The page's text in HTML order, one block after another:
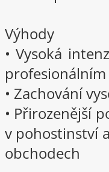
Výhody
• Vysoká
• Zachování
• Přirozenější
v pohostinství
obchodech